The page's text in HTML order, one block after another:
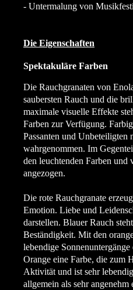
- Untermalung von
Die Eigenschaften
Spektakuläre Farben
Die Rauchgranaten von
saubersten Rauch und die
maximale visuelle Effekte
Farben zur Verfügung.
Passanten und Unbeteiligten
wahrgenommen. Im
den leuchtenden Farben und
angezogen.
Die rote Rauchgranate
Emotion. Liebe und
darstellen. Blauer Rauch
Beständigkeit. Mit den
lebendige
Orange eine Farbe, die zum
Aktivität und ist sehr
allgemein als sehr